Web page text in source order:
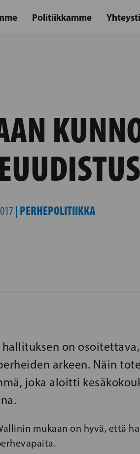
Politiikkamme
| PERHEPOLITIIKKA
on
arkeen. Näin
joka aloitti
mukaan on hyvä, että